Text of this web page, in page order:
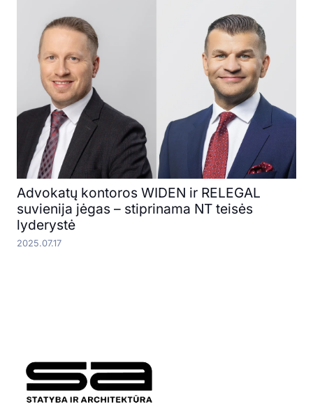
Advokatų kontoros WIDEN ir RELEGAL
suvienija jėgas – stiprinama NT teisės
lyderystė
2025.07.17